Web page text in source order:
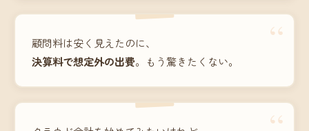
“
顧問料は安く見えたのに、
決算料で想定外の出費。もう驚きたくない。